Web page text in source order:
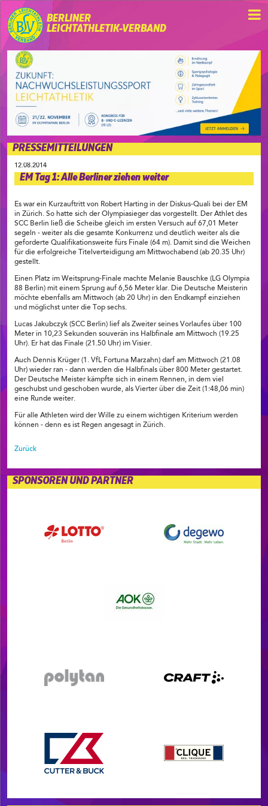
BERLINER
LEICHTATHLETIK-VERBAND
PRESSEMITTEILUNGEN
12.08.2014
EM Tag 1: Alle Berliner ziehen weiter
Es war ein Kurzauftritt von Robert Harting in der Diskus-Quali bei der EM
in Zürich. So hatte sich der Olympiasieger das vorgestellt. Der Athlet des
SCC Berlin ließ die Scheibe gleich im ersten Versuch auf 67,01 Meter
segeln - weiter als die gesamte Konkurrenz und deutlich weiter als die
geforderte Qualifikationsweite fürs Finale (64 m). Damit sind die Weichen
für die erfolgreiche Titelverteidigung am Mittwochabend (ab 20.35 Uhr)
gestellt.
Einen Platz im Weitsprung-Finale machte Melanie Bauschke (LG Olympia
88 Berlin) mit einem Sprung auf 6,56 Meter klar. Die Deutsche Meisterin
möchte ebenfalls am Mittwoch (ab 20 Uhr) in den Endkampf einziehen
und möglichst unter die Top sechs.
Lucas Jakubczyk (SCC Berlin) lief als Zweiter seines Vorlaufes über 100
Meter in 10,23 Sekunden souverän ins Halbfinale am Mittwoch (19.25
Uhr). Er hat das Finale (21.50 Uhr) im Visier.
Auch Dennis Krüger (1. VfL Fortuna Marzahn) darf am Mittwoch (21.08
Uhr) wieder ran - dann werden die Halbfinals über 800 Meter gestartet.
Der Deutsche Meister kämpfte sich in einem Rennen, in dem viel
geschubst und geschoben wurde, als Vierter über die Zeit (1:48,06 min)
eine Runde weiter.
Für alle Athleten wird der Wille zu einem wichtigen Kriterium werden
können - denn es ist Regen angesagt in Zürich.
Zurück
SPONSOREN UND PARTNER